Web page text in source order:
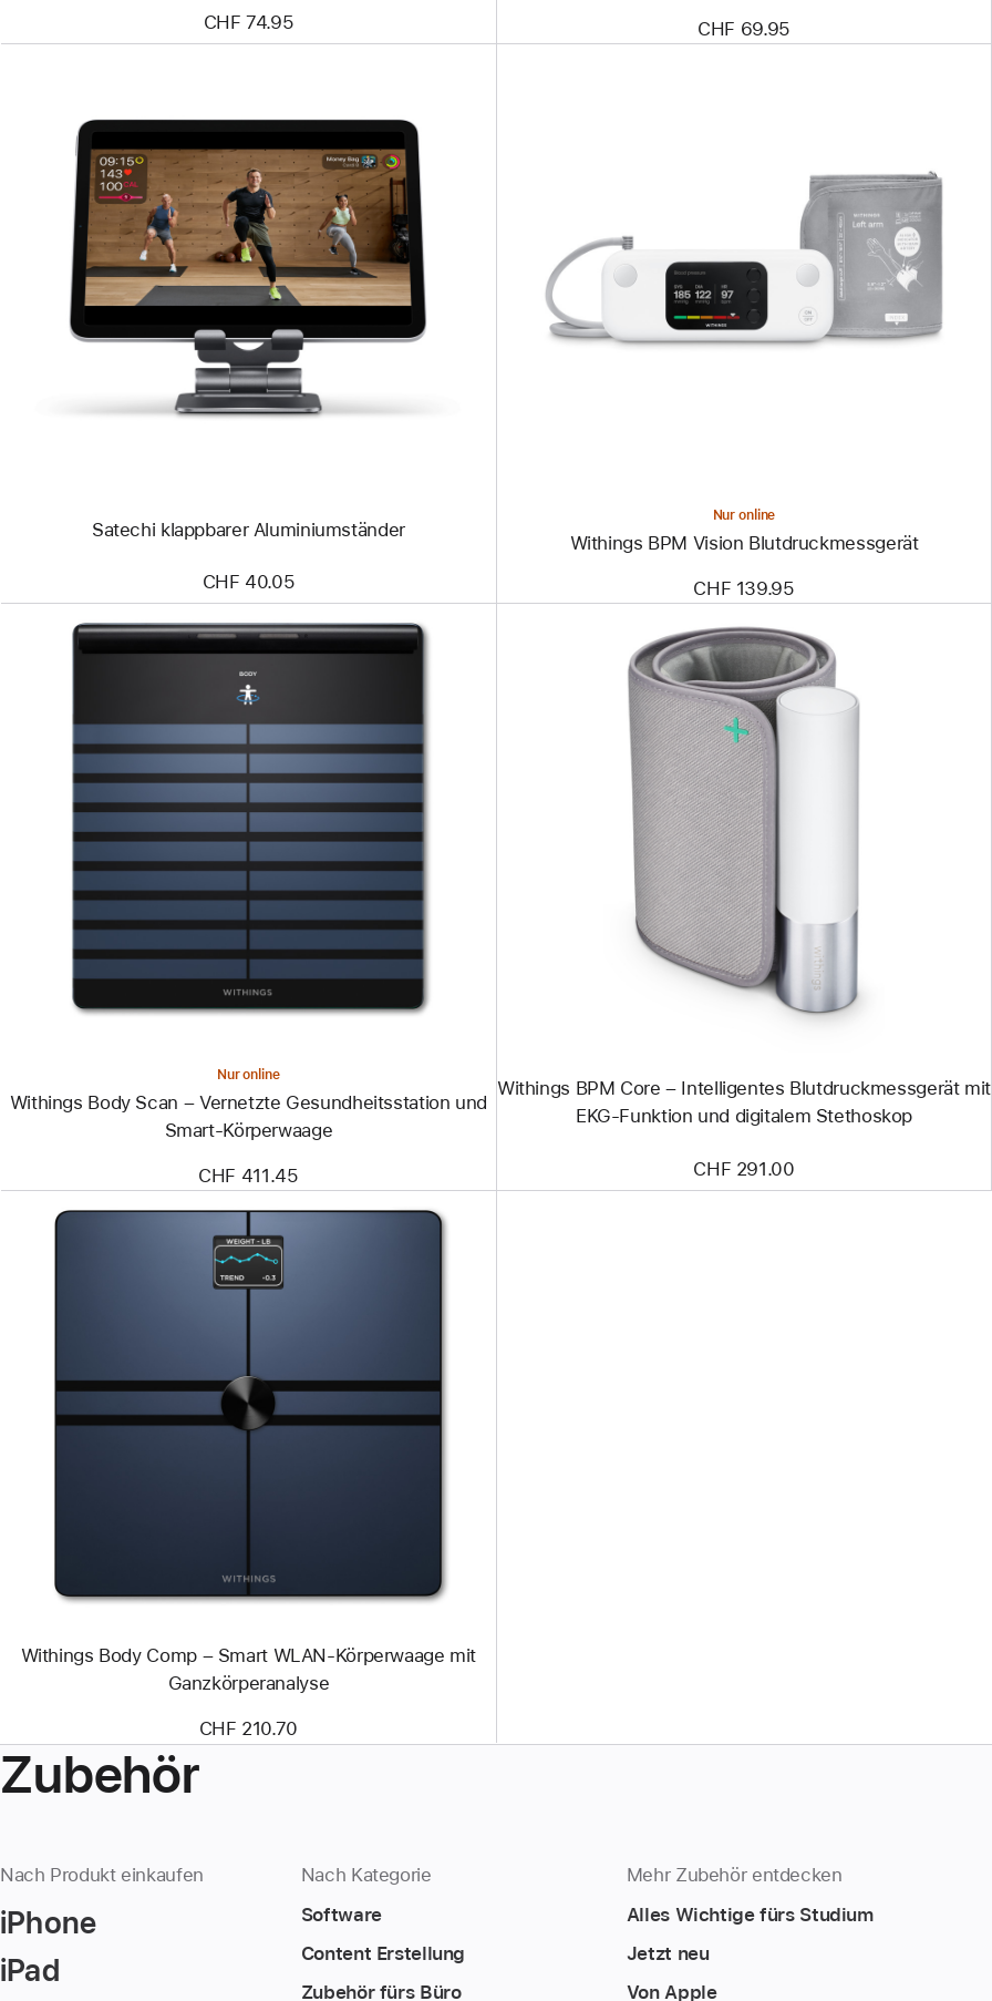
CHF 74.95 CHF 69.95
Zurück
Bild
-
Satechi
klappbarer
Aluminiumständer
Satechi klappbarer Aluminiumständer
CHF 40.05
Bild
-
Withings
BPM
Vision
Nur online
Withings BPM Vision Blutdruckmessgerät
CHF 139.95
Zurück
-
Withings
–
Vernetzte
Gesundheitsstation
und
Smart-
Körperwaage
Nur online
Withings Body Scan – Vernetzte Gesundheitsstation und
Smart-Körperwaage
CHF 411.45
Zurück
Bild
-
Withings
BPM
Core
–
Intelligentes
Blutdruckmessgerät
mit
EKG-
Funktion
Withings BPM Core – Intelligentes Blutdruckmessgerät mit
EKG-Funktion und digitalem Stethoskop
CHF 291.00
Zurück
Bild
-
Ganzkörperanalyse
Withings Body Comp – Smart WLAN-Körperwaage mit
Ganzkörperanalyse
CHF 210.70
Zubehör
Nach Produkt einkaufen
iPhone
iPad
Nach Kategorie
Software
Content Erstellung
Zubehör fürs Büro
Mehr Zubehör entdecken
Alles Wichtige fürs Studium
Jetzt neu
Von Apple